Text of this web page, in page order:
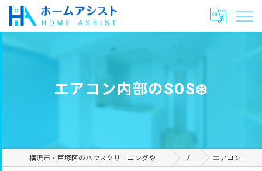
エアコン内部のSOS❄️
横浜市・戸塚区のハウスクリーニングやリフォームは合同会社ホームアシスト ブログ エアコン内部のSOS❄️